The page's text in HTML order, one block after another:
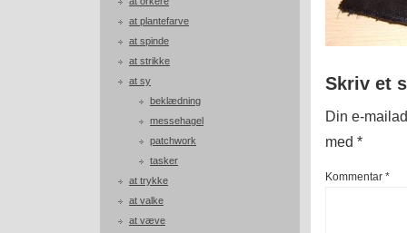
at plantefarve
at spinde
at strikke
at sy
beklædning
messehagel
patchwork
tasker
at trykke
at valke
at væve
Skriv et
Din e-
med *
Kommentar *